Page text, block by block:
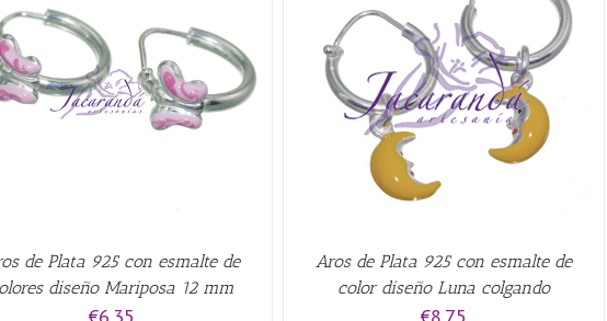
de Plata 925 con esmalte de
diseño Mariposa 12 mm
AÑADIR AL CARRITO / QUICK VIEW
Aros de Plata 925 con esmalte de
color diseño Luna colgando
AÑADIR AL CARRITO / QUICK VIEW